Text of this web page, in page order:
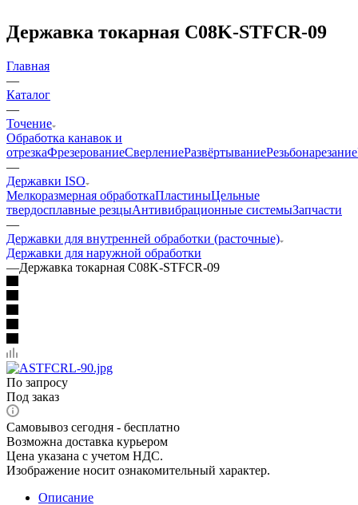
Державка токарная C08K-STFCR-09
Главная
—
Каталог
—
Точение
Обработка канавок и
отрезкаФрезерованиеСверлениеРазвёртываниеРезьбонарезание
—
Державки ISO
Мелкоразмерная обработкаПластиныЦельные
твердосплавные резцыАнтивибрационные системыЗапчасти
—
Державки для внутренней обработки (расточные)
Державки для наружной обработки
—Державка токарная C08K-STFCR-09
По запросу
Под заказ
Самовывоз сегодня - бесплатно
Возможна доставка курьером
Цена указана с учетом НДС.
Изображение носит ознакомительный характер.
Описание